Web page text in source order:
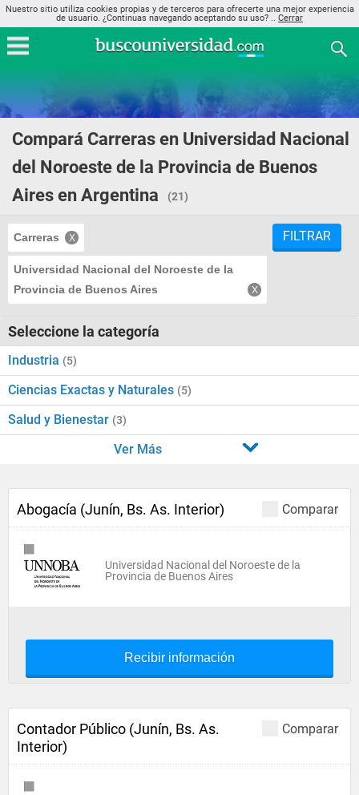
Nuestro sitio utiliza cookies propias y de terceros para ofrecerte una mejor experiencia
de usuario. ¿Continuas navegando aceptando su uso? .. Cerrar
Compará Carreras en Universidad Nacional
del Noroeste de la Provincia de Buenos
Aires en Argentina
(21)
Carreras
Universidad Nacional del Noroeste de la
Provincia de Buenos Aires
FILTRAR
Seleccione la categoría
Industria (5)
Ciencias Exactas y Naturales (5)
Salud y Bienestar (3)
Ver Más
Comparar
Abogacía (Junín, Bs. As. Interior)
Universidad Nacional del Noroeste de la
Provincia de Buenos Aires
Recibir información
Comparar
Contador Público (Junín, Bs. As.
Interior)